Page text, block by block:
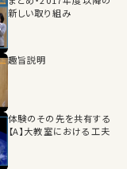
新しい取り組み
趣旨説明
体験のその先を共有する
【A】大教室における工夫